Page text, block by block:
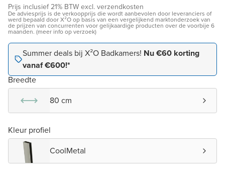
Prijs inclusief 21% BTW excl. verzendkosten
De adviesprijs is de verkoopprijs die wordt aanbevolen door leveranciers of
werd bepaald door X²O op basis van een vergelijkend marktonderzoek van
de prijzen van concurrenten voor gelijkaardige producten over de voorbije 6
maanden. (meer info op verzoek)
Summer deals bij X²O Badkamers! Nu €60 korting
vanaf €600!*
Breedte
80 cm
Kleur profiel
CoolMetal